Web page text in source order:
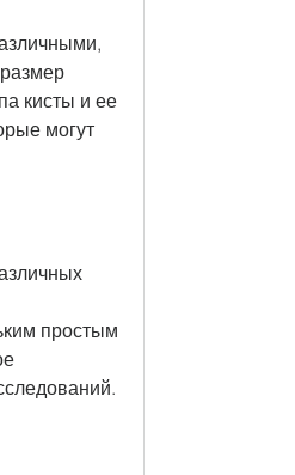
кисты и ее
могут
простым